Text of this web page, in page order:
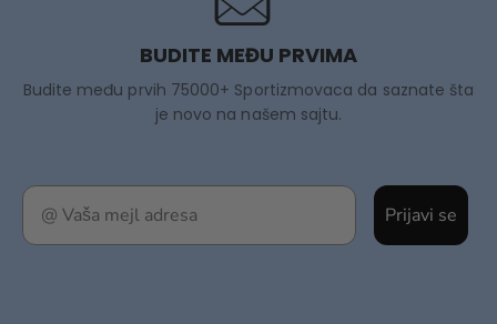
Prijavi se
BUDITE MEĐU PRVIMA
Budite među prvih 75000+ Sportizmovaca da saznate šta
je novo na našem sajtu.